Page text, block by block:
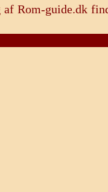
af Rom-guide.dk